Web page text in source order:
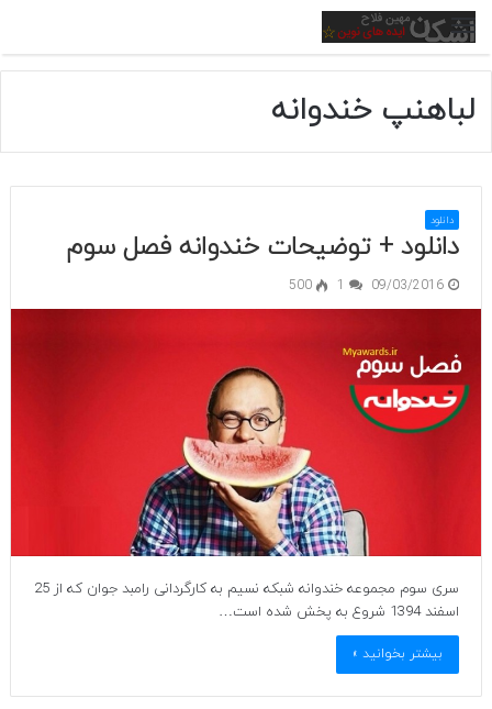
منو
لباهنپ خندوانه
دانلود
دانلود + توضیحات خندوانه فصل سوم
09/03/2016
1
500
سری سوم مجموعه خندوانه شبکه نسیم به کارگردانی رامبد جوان که از 25
اسفند 1394 شروع به پخش شده است…
بیشتر بخوانید »